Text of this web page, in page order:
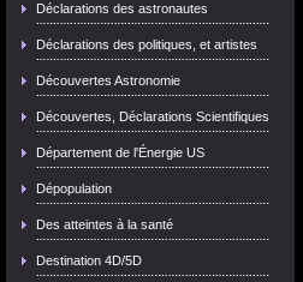
Déclarations des astronautes
Déclarations des politiques, et artistes
Découvertes Astronomie
Découvertes, Déclarations Scientifiques
Département de l'Énergie US
Dépopulation
Des atteintes à la santé
Destination 4D/5D